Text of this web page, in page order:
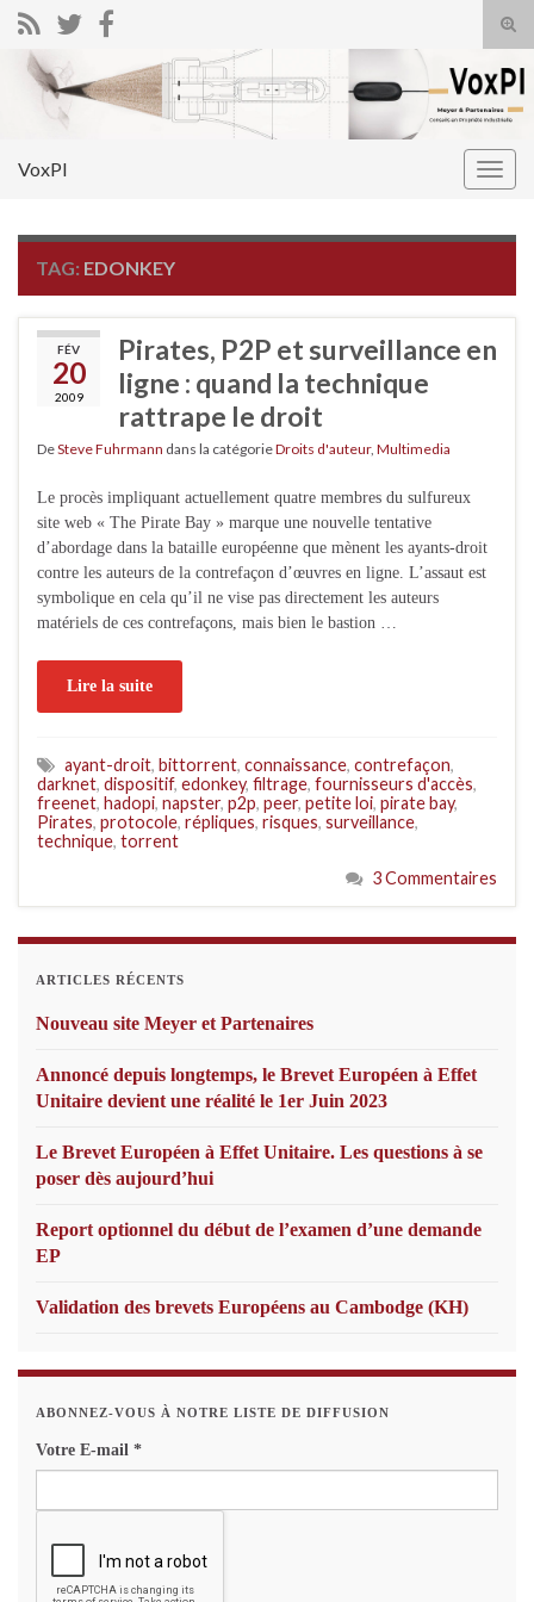
Search for:
VoxPI
TAG: EDONKEY
FÉV
20
2009
Pirates, P2P et surveillance en
ligne : quand la technique
rattrape le droit
DeSteve Fuhrmann dans la catégorieDroits d'auteur, Multimedia
Le procès impliquant actuellement quatre membres du sulfureux
site web « The Pirate Bay » marque une nouvelle tentative
d’abordage dans la bataille européenne que mènent les ayants-droit
contre les auteurs de la contrefaçon d’œuvres en ligne. L’assaut est
symbolique en cela qu’il ne vise pas directement les auteurs
matériels de ces contrefaçons, mais bien le bastion …
Lire la suite
ayant-droit, bittorrent, connaissance, contrefaçon,
darknet, dispositif, edonkey, filtrage, fournisseurs d'accès,
freenet, hadopi, napster, p2p, peer, petite loi, pirate bay,
Pirates, protocole, répliques, risques, surveillance,
technique, torrent
3 Commentaires
ARTICLES RÉCENTS
Nouveau site Meyer et Partenaires
Annoncé depuis longtemps, le Brevet Européen à Effet
Unitaire devient une réalité le 1er Juin 2023
Le Brevet Européen à Effet Unitaire. Les questions à se
poser dès aujourd’hui
Report optionnel du début de l’examen d’une demande
EP
Validation des brevets Européens au Cambodge (KH)
ABONNEZ-VOUS À NOTRE LISTE DE DIFFUSION
Votre E-mail *